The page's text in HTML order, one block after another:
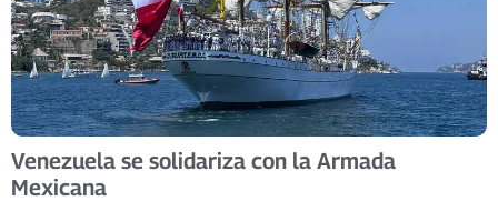
Venezuela se solidariza con la Armada
Mexicana